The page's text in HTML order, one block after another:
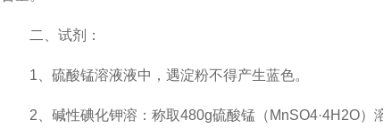
二、试剂：
1、硫酸锰溶液液中，遇淀粉不得产生蓝色。
2、碱性碘化钾溶：称取480g硫酸锰（MnSO4·4H2O）